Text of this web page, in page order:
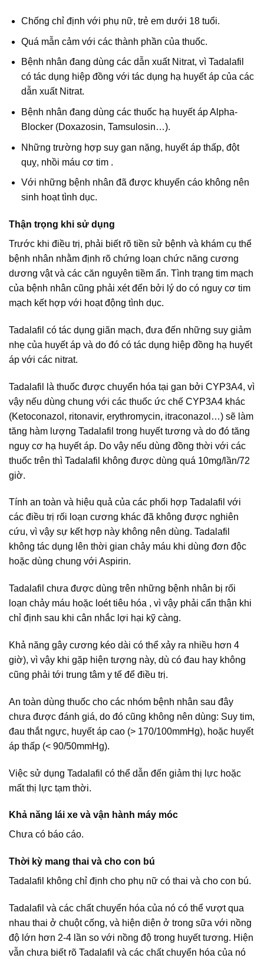
Chống chỉ định với phụ nữ, trẻ em dưới 18 tuổi.
Quá mẫn cảm với các thành phần của thuốc.
Bệnh nhân đang dùng các dẫn xuất Nitrat, vì Tadalafil
có tác dụng hiệp đồng với tác dụng hạ huyết áp của các
dẫn xuất Nitrat.
Bệnh nhân đang dùng các thuốc hạ huyết áp Alpha-
Blocker (Doxazosin, Tamsulosin…).
Những trường hợp suy gan nặng, huyết áp thấp, đột
quỵ, nhồi máu cơ tim .
Với những bệnh nhân đã được khuyến cáo không nên
sinh hoạt tình dục.
Thận trọng khi sử dụng
Trước khi điều trị, phải biết rõ tiền sử bệnh và khám cụ thể
bệnh nhân nhằm định rõ chứng loạn chức năng cương
dương vật và các căn nguyên tiềm ẩn. Tình trạng tim mạch
của bệnh nhân cũng phải xét đến bởi lý do có nguy cơ tim
mạch kết hợp với hoạt động tình dục.
Tadalafil có tác dụng giãn mạch, đưa đến những suy giảm
nhẹ của huyết áp và do đó có tác dụng hiệp đồng hạ huyết
áp với các nitrat.
Tadalafil là thuốc được chuyển hóa tại gan bởi CYP3A4, vì
vậy nếu dùng chung với các thuốc ức chế CYP3A4 khác
(Ketoconazol, ritonavir, erythromycin, itraconazol…) sẽ làm
tăng hàm lượng Tadalafil trong huyết tương và do đó tăng
nguy cơ hạ huyết áp. Do vậy nếu dùng đồng thời với các
thuốc trên thì Tadalafil không được dùng quá 10mg/lần/72
giờ.
Tính an toàn và hiệu quả của các phối hợp Tadalafil với
các điều trị rối loạn cương khác đã không được nghiên
cứu, vì vậy sự kết hợp này không nên dùng. Tadalafil
không tác dụng lên thời gian chảy máu khi dùng đơn độc
hoặc dùng chung với Aspirin.
Tadalafil chưa được dùng trên những bệnh nhân bị rối
loạn chảy máu hoặc loét tiêu hóa , vì vậy phải cẩn thận khi
chỉ định sau khi cân nhắc lợi hại kỹ càng.
Khả năng gây cương kéo dài có thể xảy ra nhiều hơn 4
giờ), vì vậy khi gặp hiện tượng này, dù có đau hay không
cũng phải tới trung tâm y tế để điều trị.
An toàn dùng thuốc cho các nhóm bệnh nhân sau đây
chưa được đánh giá, do đó cũng không nên dùng: Suy tim,
đau thắt ngực, huyết áp cao (> 170/100mmHg), hoặc huyết
áp thấp (< 90/50mmHg).
Việc sử dụng Tadalafil có thể dẫn đến giảm thị lực hoặc
mất thị lực tạm thời.
Khả năng lái xe và vận hành máy móc
Chưa có báo cáo.
Thời kỳ mang thai và cho con bú
Tadalafil không chỉ định cho phụ nữ có thai và cho con bú.
Tadalafil và các chất chuyển hóa của nó có thể vượt qua
nhau thai ở chuột cống, và hiện diện ở trong sữa với nồng
độ lớn hơn 2-4 lần so với nồng độ trong huyết tương. Hiện
vẫn chưa biết rõ Tadalafil và các chất chuyển hóa của nó